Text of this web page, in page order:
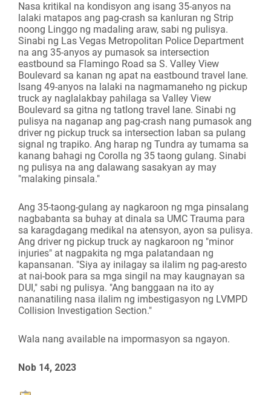
Nasa kritikal na kondisyon ang isang 35-anyos na
lalaki matapos ang pag-crash sa kanluran ng Strip
noong Linggo ng madaling araw, sabi ng pulisya.
Sinabi ng Las Vegas Metropolitan Police Department
na ang 35-anyos ay pumasok sa intersection
eastbound sa Flamingo Road sa S. Valley View
Boulevard sa kanan ng apat na eastbound travel lane.
Isang 49-anyos na lalaki na nagmamaneho ng pickup
truck ay naglalakbay pahilaga sa Valley View
Boulevard sa gitna ng tatlong travel lane. Sinabi ng
pulisya na naganap ang pag-crash nang pumasok ang
driver ng pickup truck sa intersection laban sa pulang
signal ng trapiko. Ang harap ng Tundra ay tumama sa
kanang bahagi ng Corolla ng 35 taong gulang. Sinabi
ng pulisya na ang dalawang sasakyan ay may
"malaking pinsala."
Ang 35-taong-gulang ay nagkaroon ng mga pinsalang
nagbabanta sa buhay at dinala sa UMC Trauma para
sa karagdagang medikal na atensyon, ayon sa pulisya.
Ang driver ng pickup truck ay nagkaroon ng "minor
injuries" at nagpakita ng mga palatandaan ng
kapansanan. "Siya ay inilagay sa ilalim ng pag-aresto
at nai-book para sa mga singil na may kaugnayan sa
DUI," sabi ng pulisya. "Ang banggaan na ito ay
nananatiling nasa ilalim ng imbestigasyon ng LVMPD
Collision Investigation Section."
Wala nang available na impormasyon sa ngayon.
Nob 14, 2023